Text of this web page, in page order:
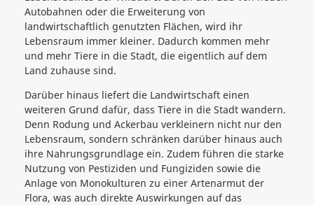
Autobahnen oder die Erweiterung von
landwirtschaftlich genutzten Flächen, wird ihr
Lebensraum immer kleiner. Dadurch kommen mehr
und mehr Tiere in die Stadt, die eigentlich auf dem
Land zuhause sind.
Darüber hinaus liefert die Landwirtschaft einen
weiteren Grund dafür, dass Tiere in die Stadt wandern.
Denn Rodung und Ackerbau verkleinern nicht nur den
Lebensraum, sondern schränken darüber hinaus auch
ihre Nahrungsgrundlage ein. Zudem führen die starke
Nutzung von Pestiziden und Fungiziden sowie die
Anlage von Monokulturen zu einer Artenarmut der
Flora, was auch direkte Auswirkungen auf das